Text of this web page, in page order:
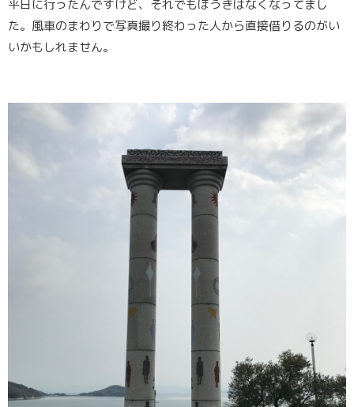
平日に行ったんですけど、それでもほうきはなくなってまし
た。風車のまわりで写真撮り終わった人から直接借りるのがい
いかもしれません。